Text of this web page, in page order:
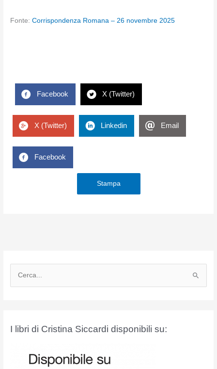
Fonte:Corrispondenza Romana – 26 novembre 2025
Facebook X (Twitter)
X (Twitter) Linkedin Email
Facebook
Stampa
I libri di Cristina Siccardi disponibili su: